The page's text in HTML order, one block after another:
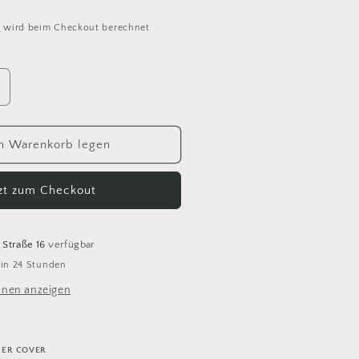
wird beim Checkout berechnet
Warenkorb legen
zum Checkout
16 verfügbar
24 Stunden
anzeigen
COVER